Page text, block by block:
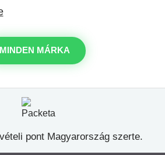
MINDEN MÁRKA
pont Magyarország szerte.